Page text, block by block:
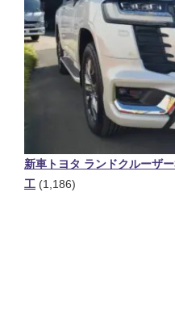
新車トヨタ ランドクルーザ
工 (1,186)